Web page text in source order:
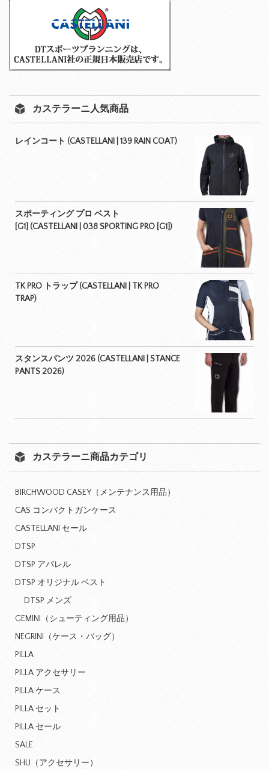
カステラーニ人気商品
レインコート (CASTELLANI | 139 RAIN COAT)
スポーティング プロ ベスト
[G1] (CASTELLANI | 038 SPORTING PRO [G1])
TK PRO トラップ (CASTELLANI | TK PRO
TRAP)
スタンスパンツ 2026 (CASTELLANI | STANCE
PANTS 2026)
カステラーニ商品カテゴリ
BIRCHWOOD CASEY（メンテナンス用品）
CAS コンパクトガンケース
CASTELLANI セール
DTSP
DTSP アパレル
DTSP オリジナル ベスト
DTSP メンズ
GEMINI（シューティング用品）
NEGRINI（ケース・バッグ）
PILLA
PILLA アクセサリー
PILLA ケース
PILLA セット
PILLA セール
SALE
SHU（アクセサリー）